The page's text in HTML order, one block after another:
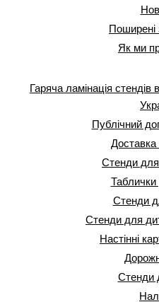
Поширені
Як ми
Гаряча ламінація стендів
Публічний
Доставка
Стенди для
Таблички
Стенди
Стенди для
Настінні
Стенди